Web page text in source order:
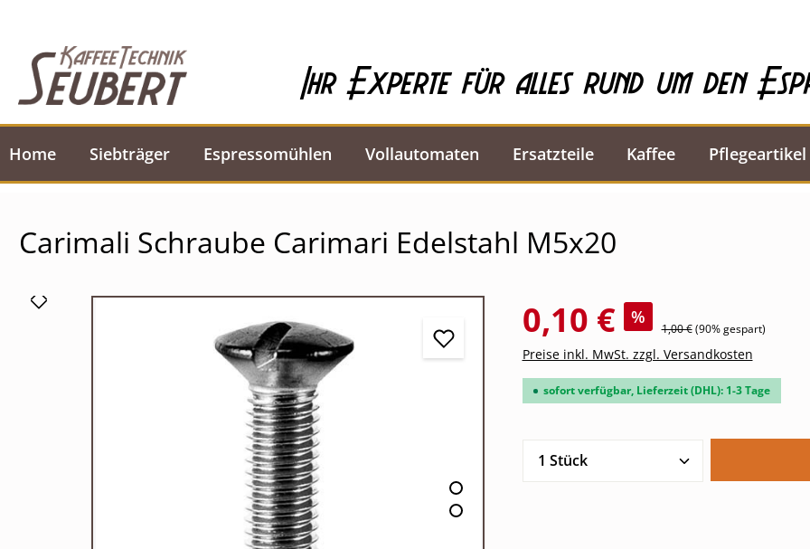
Ihr Experte für alles rund um den
Home Siebträger Espressomühlen Vollautomaten Ersatzteile Kaffee Pflegeartikel
Carimali Schraube Carimari Edelstahl M5x20
Bildergalerie überspringen 0,10 € %
1,00 € (90% gespart)
Preise inkl. MwSt. zzgl. Versandkosten
sofort verfügbar, Lieferzeit (DHL): 1-3 Tage
Produkt Anzahl: Gib den